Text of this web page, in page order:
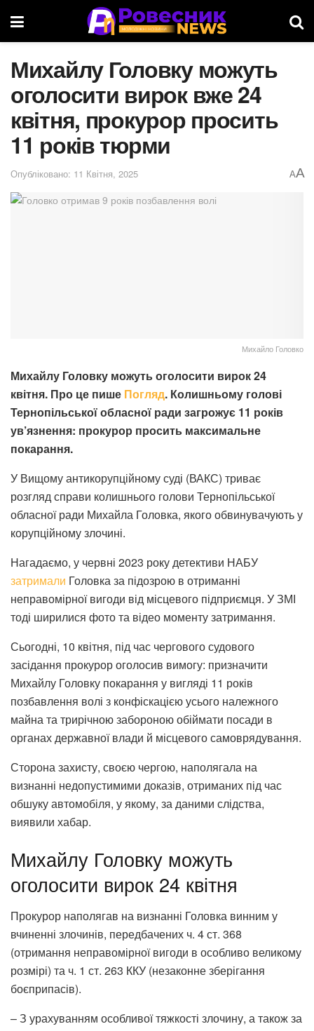
Михайлу Головку можуть
оголосити вирок вже 24
квітня, прокурор просить
11 років тюрми
Опубліковано: 11 Квітня, 2025 AA
Михайло Головко
Михайлу Головку можуть оголосити вирок 24
квітня. Про це пише Погляд. Колишньому голові
Тернопільської обласної ради загрожує 11 років
ув’язнення: прокурор просить максимальне
покарання.
У Вищому антикорупційному суді (ВАКС) триває
розгляд справи колишнього голови Тернопільської
обласної ради Михайла Головка, якого обвинувачують у
корупційному злочині.
Нагадаємо, у червні 2023 року детективи НАБУ
затримали Головка за підозрою в отриманні
неправомірної вигоди від місцевого підприємця. У ЗМІ
тоді ширилися фото та відео моменту затримання.
Сьогодні, 10 квітня, під час чергового судового
засідання прокурор оголосив вимогу: призначити
Михайлу Головку покарання у вигляді 11 років
позбавлення волі з конфіскацією усього належного
майна та трирічною забороною обіймати посади в
органах державної влади й місцевого самоврядування.
Сторона захисту, своєю чергою, наполягала на
визнанні недопустимими доказів, отриманих під час
обшуку автомобіля, у якому, за даними слідства,
виявили хабар.
Михайлу Головку можуть
оголосити вирок 24 квітня
Прокурор наполягав на визнанні Головка винним у
вчиненні злочинів, передбачених ч. 4 ст. 368
(отримання неправомірної вигоди в особливо великому
розмірі) та ч. 1 ст. 263 ККУ (незаконне зберігання
боєприпасів).
– З урахуванням особливої тяжкості злочину, а також за